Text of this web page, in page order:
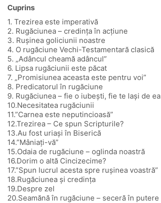
Cuprins
1. Trezirea este imperativă
2. Rugăciunea – credinţa în acţiune
3. Ruşinea goliciunii noastre
4. O rugăciune Vechi-Testamentară clasică
5. „Adâncul cheamă adâncul”
6. Lipsa rugăciunii este păcat
7. „Promisiunea aceasta este pentru voi”
8. Predicatorul în rugăciune
9. Rugăciunea – fie o iubeşti, fie te laşi de ea
10.Necesitatea rugăciunii
11.”Carnea este neputincioasă”
12.Trezirea – Ce spun Scripturile?
13.Au fost uriaşi în Biserică
14.”Mâniaţi-vă”
15.Odaia de rugăciune – oglinda noastră
16.Dorim o altă Cincizecime?
17.”Spun lucrul acesta spre ruşinea voastră”
18.Rugăciunea şi credinţa
19.Despre zel
20.Seamănă în rugăciune – seceră în putere